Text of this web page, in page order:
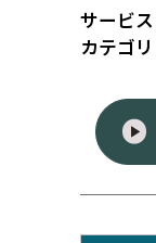
サービス
カテゴリ